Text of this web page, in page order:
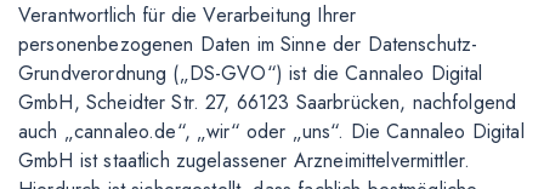
Verantwortlich für die Verarbeitung Ihrer
personenbezogenen Daten im Sinne der Datenschutz-
Grundverordnung („DS-GVO“) ist die Cannaleo Digital
GmbH, Scheidter Str. 27, 66123 Saarbrücken, nachfolgend
auch „cannaleo.de“, „wir“ oder „uns“. Die Cannaleo Digital
GmbH ist staatlich zugelassener Arzneimittelvermittler.